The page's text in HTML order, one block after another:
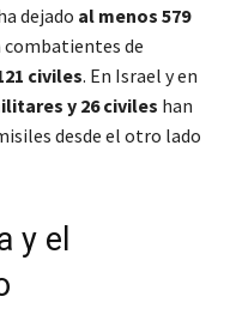
dejado al menos 579
combatientes de
civiles. En Israel y en
y 26 civiles han
desde el otro lado
y el